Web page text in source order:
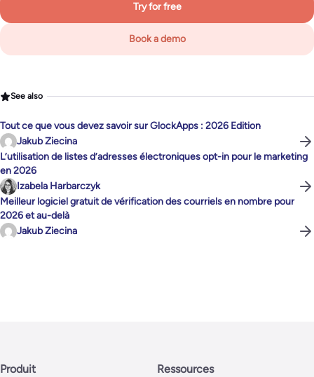
Try for free
Book a demo
See also
Tout ce que vous devez savoir sur GlockApps : 2026 Edition
Jakub Ziecina
L’utilisation de listes d’adresses électroniques opt-in pour le marketing
en 2026
Izabela Harbarczyk
Meilleur logiciel gratuit de vérification des courriels en nombre pour
2026 et au-delà
Jakub Ziecina
Produit Ressources